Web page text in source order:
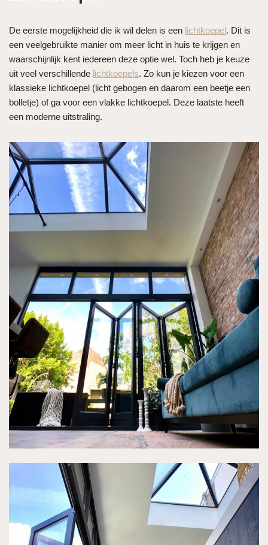
De eerste mogelijkheid die ik wil delen is een lichtkoepel. Dit is
een veelgebruikte manier om meer licht in huis te krijgen en
waarschijnlijk kent iedereen deze optie wel. Toch heb je keuze
uit veel verschillende lichtkoepels. Zo kun je kiezen voor een
klassieke lichtkoepel (licht gebogen en daarom een beetje een
bolletje) of ga voor een vlakke lichtkoepel. Deze laatste heeft
een moderne uitstraling.